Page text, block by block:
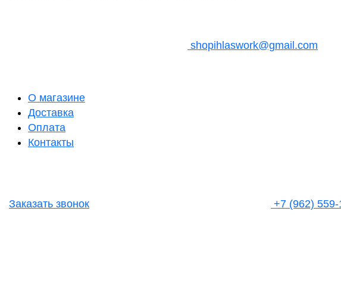
shopihlaswork@gmail.com
О магазине
Доставка
Оплата
Контакты
Заказать звонок +7 (962)